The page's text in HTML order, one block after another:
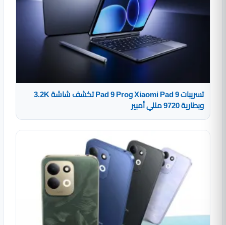
تسريبات Xiaomi Pad 9 وPad 9 Pro تكشف شاشة 3.2K
وبطارية 9720 مللي أمبير